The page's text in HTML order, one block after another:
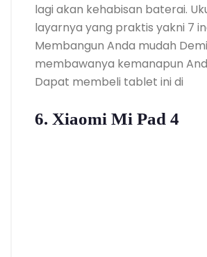
lagi akan kehabisan baterai.
layarnya yang praktis yakni 7
Membangun Anda mudah Demi
membawanya kemanapun
Dapat membeli tablet ini di
6. Xiaomi Mi Pad 4